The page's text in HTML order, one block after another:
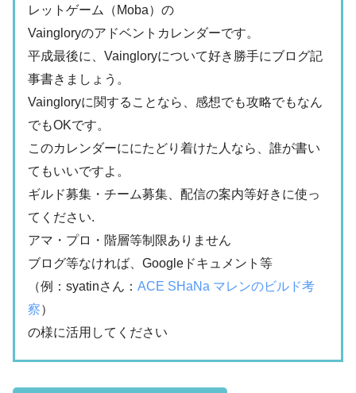
レットゲーム（Moba）の
Vaingloryのアドベントカレンダーです。
平成最後に、Vaingloryについて好き勝手にブログ記
事書きましょう。
Vaingloryに関することなら、感想でも攻略でもなん
でもOKです。
このカレンダーににたどり着けた人なら、誰が書い
てもいいですよ。
ギルド募集・チーム募集、配信の案内等好きに使っ
てください.
アマ・プロ・階層等制限ありません
ブログ等なければ、Googleドキュメント等
（例：syatinさん： ACE SHaNa マレンのビルド考
察）
の様に活用してください